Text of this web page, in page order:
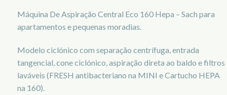
Máquina De Aspiração Central Eco 160 Hepa – Sach para
apartamentos e pequenas moradias.
Modelo ciclónico com separação centrífuga, entrada
tangencial, cone ciclónico, aspiração direta ao baldo e filtros
laváveis (FRESH antibacteriano na MINI e Cartucho HEPA
na 160).